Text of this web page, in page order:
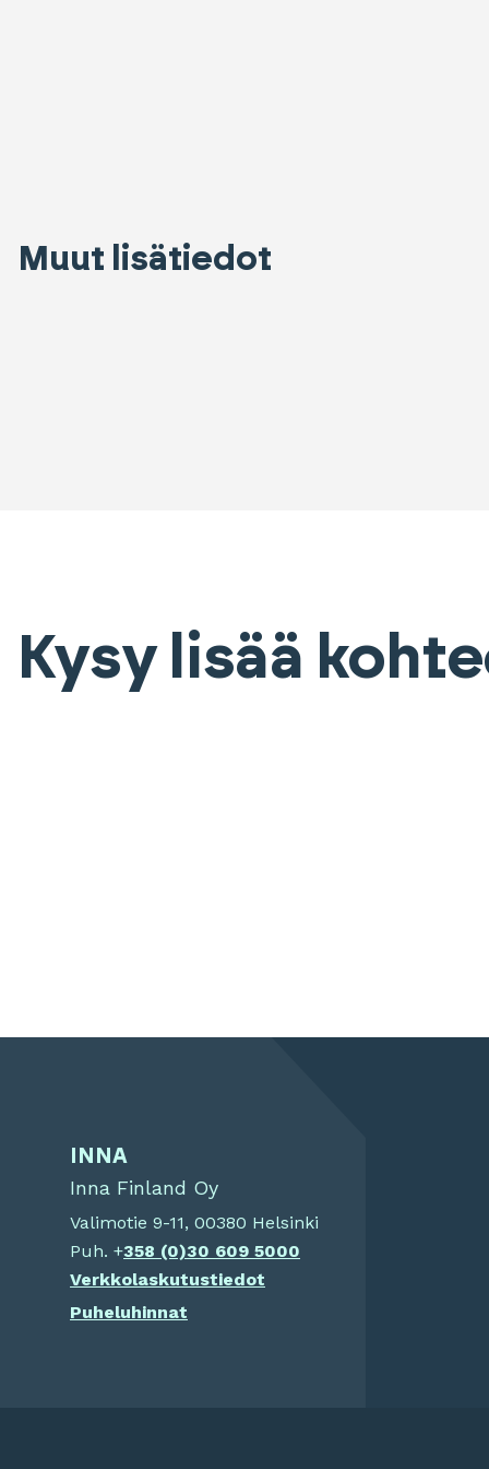
Muut lisätiedot
Kysy lisää
INNA
Inna Finland Oy
Valimotie 9-11, 00380 Helsinki
Puh. +358 (0)30 609 5000
Verkkolaskutustiedot
Puheluhinnat